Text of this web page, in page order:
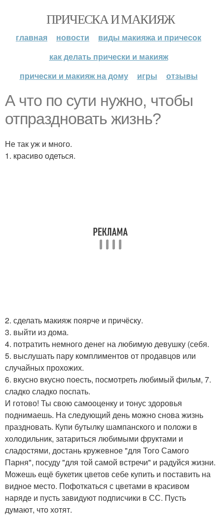
ПРИЧЕСКА И МАКИЯЖ
главная новости
виды макияжа и причесок
как делать прически и макияж
прически и макияж на дому
игры отзывы
А что по сути нужно, чтобы
отпраздновать жизнь?
Не так уж и много.
1. красиво одеться.
2. сделать макияж поярче и причёску.
3. выйти из дома.
4. потратить немного денег на любимую девушку (себя.
5. выслушать пару комплиментов от продавцов или
случайных прохожих.
6. вкусно вкусно поесть, посмотреть любимый фильм, 7.
сладко сладко поспать.
И готово! Ты свою самооценку и тонус здоровья
поднимаешь. На следующий день можно снова жизнь
праздновать. Купи бутылку шампанского и положи в
холодильник, затариться любимыми фруктами и
сладостями, достань кружевное "для Того Самого
Парня", посуду "для той самой встречи" и радуйся жизни.
Можешь ещё букетик цветов себе купить и поставить на
видное место. Пофоткаться с цветами в красивом
наряде и пусть завидуют подписчики в СС. Пусть
думают, что хотят.